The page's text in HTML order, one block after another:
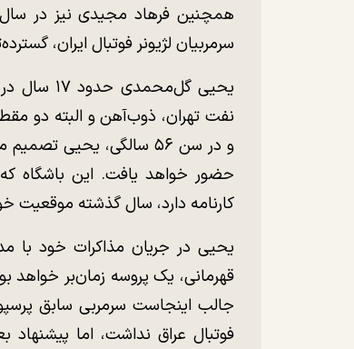
همچنین فرهاد مجیدی نیز در
سرمربیان لژیونر فوتبال ایران،
یحیی
نفت تهران، ذوب‌آهن و البته دو
و در سن ۵۶ سالگی،
حضور خواهد یافت. این باشگاه
کارنامه دارد، سال گذشته موقعیت
یحیی در جریان مذاکرات خود با
قهرمانی، یک پروسه زمان‌بر خواهد
جالب اینجاست سرمربی سابق
فوتبال عراق نداشت، اما